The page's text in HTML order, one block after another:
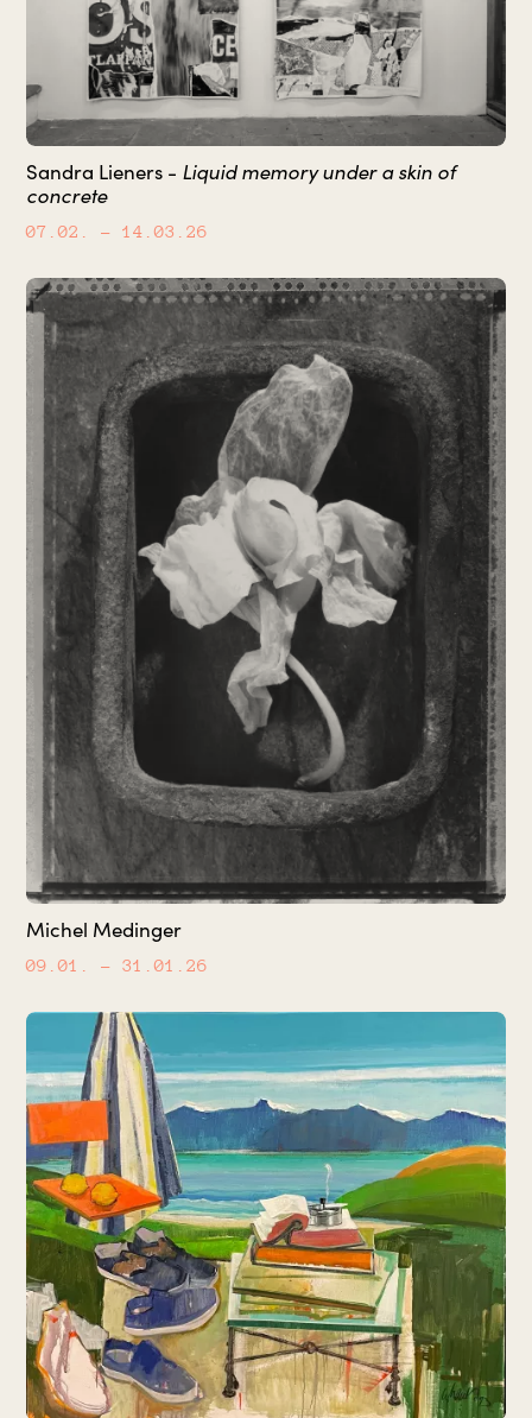
Sandra Lieners - Liquid memory under a skin of
concrete
07.02. – 14.03.26
Michel Medinger
09.01. – 31.01.26